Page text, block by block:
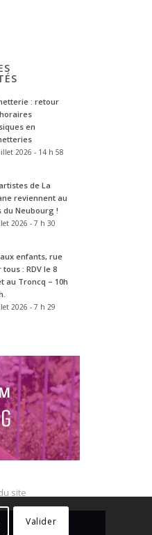
: retour
en
2026 - 14 h 58
de La
reviennent au
du Neubourg !
2026 - 7 h 30
enfants, rue
tous : RDV le 8
au Troncq – 10h
2026 - 7 h 29
site
Valider